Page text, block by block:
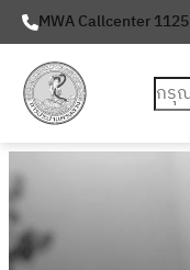
MWA Callcenter 1125
ค้นหา